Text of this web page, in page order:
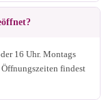
16 Uhr. Montags
Öffnungszeiten findest